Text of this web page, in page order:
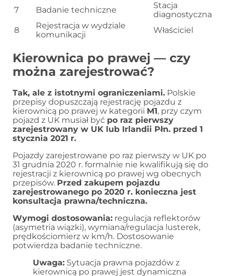
7 Badanie techniczne
Stacja
diagnostyczna
8
Rejestracja w wydziale
komunikacji
Właściciel
Kierownica po prawej — czy
można zarejestrować?
Tak, ale z istotnymi ograniczeniami. Polskie
przepisy dopuszczają rejestrację pojazdu z
kierownicą po prawej w kategorii M1, przy czym
pojazd z UK musiał być po raz pierwszy
zarejestrowany w UK lub Irlandii Płn. przed 1
stycznia 2021 r.
Pojazdy zarejestrowane po raz pierwszy w UK po
31 grudnia 2020 r. formalnie nie kwalifikują się do
rejestracji z kierownicą po prawej wg obecnych
przepisów. Przed zakupem pojazdu
zarejestrowanego po 2020 r. konieczna jest
konsultacja prawna/techniczna.
Wymogi dostosowania: regulacja reflektorów
(asymetria wiązki), wymiana/regulacja lusterek,
prędkościomierz w km/h. Dostosowanie
potwierdza badanie techniczne.
Uwaga: Sytuacja prawna pojazdów z
kierownicą po prawej jest dynamiczna